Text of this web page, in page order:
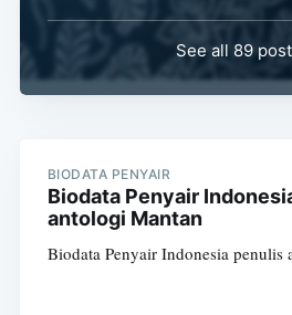
See all 89
BIODATA PENYAIR
Biodata Penyair
antologi Mantan
Biodata Penyair Indonesia penulis